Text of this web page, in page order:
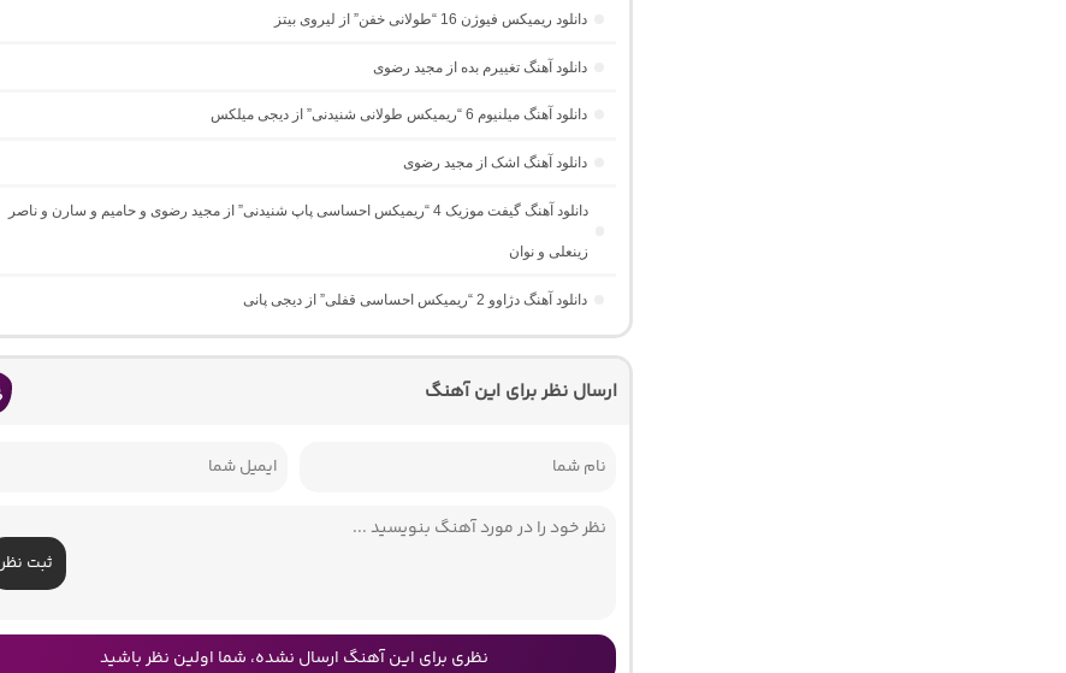
دانلود ریمیکس فیوژن 16 “طولانی خفن” از لیروی بیتز
دانلود آهنگ تغییرم بده از مجید رضوی
دانلود آهنگ میلنیوم 6 “ریمیکس طولانی شنیدنی” از دیجی میلکس
دانلود آهنگ اشک از مجید رضوی
دانلود آهنگ گیفت موزیک 4 “ریمیکس احساسی پاپ شنیدنی” از مجید رضوی و حامیم و سارن و ناصر
زینعلی و نوان
دانلود آهنگ دژاوو 2 “ریمیکس احساسی قفلی” از دیجی پانی
ارسال نظر برای این آهنگ
ثبت نظر
نظری برای این آهنگ ارسال نشده، شما اولین نظر باشید